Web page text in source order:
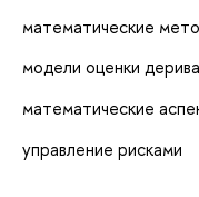
математические
модели оценки
математические
управление рисками